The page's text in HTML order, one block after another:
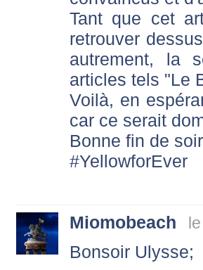
Tant que cet
retrouver
autrement, la
articles tels "Le
Voilà, en
car ce serait
Bonne fin de
#YellowforEver
Miomobeach
Bonsoir Ulysse;